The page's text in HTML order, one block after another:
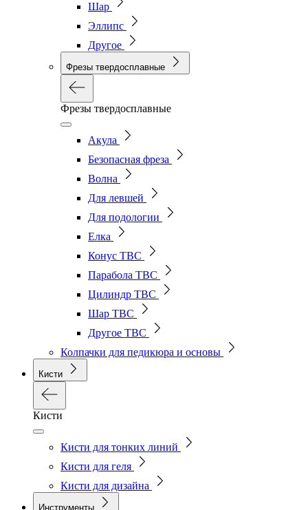
Шар
Эллипс
Другое
Фрезы твердосплавные
Фрезы твердосплавные
Акула
Безопасная фреза
Волна
Для левшей
Для подологии
Елка
Конус ТВС
Парабола ТВС
Цилиндр ТВС
Шар ТВС
Другое ТВС
Колпачки для педикюра и основы
Кисти
Кисти
Кисти для тонких линий
Кисти для геля
Кисти для дизайна
Инструменты